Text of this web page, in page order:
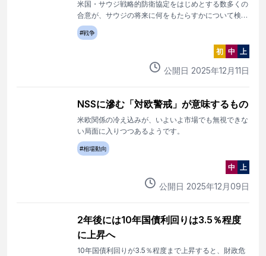
米国・サウジ戦略的防衛協定をはじめとする数多くの
合意が、サウジの将来に何をもたらすかについて検討
する。
#戦争
初 中 上
公開日 2025年12 月11日
NSSに滲む「対欧警戒」が意味するもの
米欧関係の冷え込みが、いよいよ市場でも無視できな
い局面に入りつつあるようです。
#相場動向
中 上
公開日 2025年12 月09日
2年後には10年国債利回りは3.5％程度
に上昇へ
10年国債利回りが3.5％程度まで上昇すると、財政危